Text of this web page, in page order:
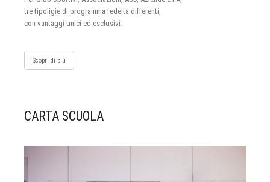
tre tipoligie di programma fedeltà differenti,
con vantaggi unici ed esclusivi.
Scopri di più
CARTA SCUOLA